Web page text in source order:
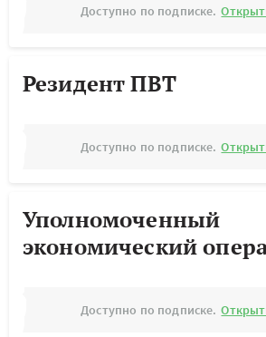
Доступно по подписке.
Резидент ПВТ
Доступно по подписке.
Уполномоченный
экономический
Доступно по подписке.